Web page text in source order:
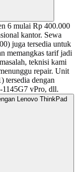
6 mulai Rp 400.000
kantor. Sewa
juga tersedia untuk
memangkas tarif jadi
teknisi kami
repair. Unit
tersedia dengan
1145G7 vPro, dll.
Lenovo ThinkPad